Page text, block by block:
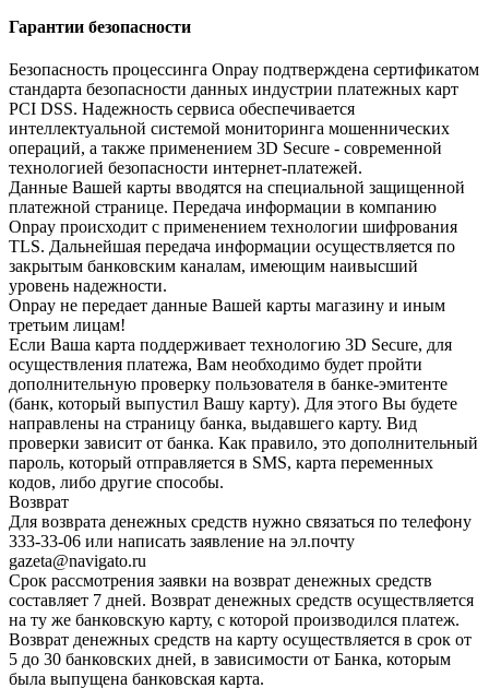
Гарантии безопасности
Безопасность процессинга Onpay подтверждена сертификатом
стандарта безопасности данных индустрии платежных карт
PCI DSS. Надежность сервиса обеспечивается
интеллектуальной системой мониторинга мошеннических
операций, а также применением 3D Secure - современной
технологией безопасности интернет-платежей.
Данные Вашей карты вводятся на специальной защищенной
платежной странице. Передача информации в компанию
Onpay происходит с применением технологии шифрования
TLS. Дальнейшая передача информации осуществляется по
закрытым банковским каналам, имеющим наивысший
уровень надежности.
Onpay не передает данные Вашей карты магазину и иным
третьим лицам!
Если Ваша карта поддерживает технологию 3D Secure, для
осуществления платежа, Вам необходимо будет пройти
дополнительную проверку пользователя в банке-эмитенте
(банк, который выпустил Вашу карту). Для этого Вы будете
направлены на страницу банка, выдавшего карту. Вид
проверки зависит от банка. Как правило, это дополнительный
пароль, который отправляется в SMS, карта переменных
кодов, либо другие способы.
Возврат
Для возврата денежных средств нужно связаться по телефону
333-33-06 или написать заявление на эл.почту
gazeta@navigato.ru
Срок рассмотрения заявки на возврат денежных средств
составляет 7 дней. Возврат денежных средств осуществляется
на ту же банковскую карту, с которой производился платеж.
Возврат денежных средств на карту осуществляется в срок от
5 до 30 банковских дней, в зависимости от Банка, которым
была выпущена банковская карта.